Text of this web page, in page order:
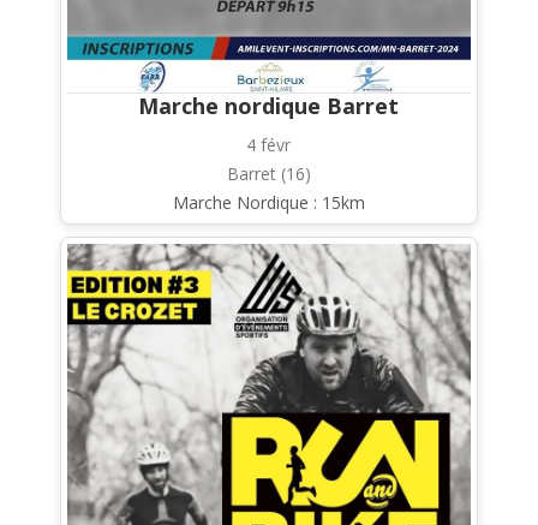
Marche nordique Barret
4 févr
Barret (16)
Marche Nordique : 15km